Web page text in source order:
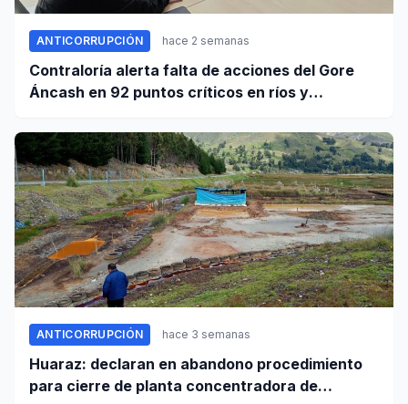
ANTICORRUPCIÓN hace 2 semanas
Contraloría alerta falta de acciones del Gore
Áncash en 92 puntos críticos en ríos y
ANTICORRUPCIÓN hace 3 semanas
Huaraz: declaran en abandono procedimiento
para cierre de planta concentradora de